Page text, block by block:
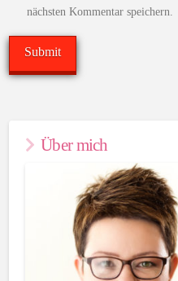
nächsten Kommentar speichern.
Über mich